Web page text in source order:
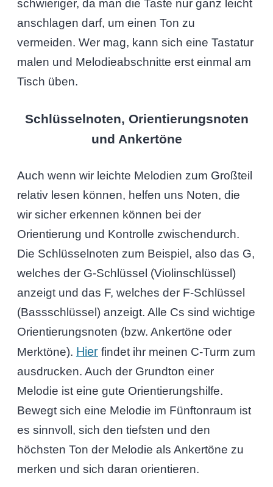
schwieriger, da man die Taste nur ganz leicht
anschlagen darf, um einen Ton zu
vermeiden. Wer mag, kann sich eine Tastatur
malen und Melodieabschnitte erst einmal am
Tisch üben.
Schlüsselnoten, Orientierungsnoten
und Ankertöne
Auch wenn wir leichte Melodien zum Großteil
relativ lesen können, helfen uns Noten, die
wir sicher erkennen können bei der
Orientierung und Kontrolle zwischendurch.
Die Schlüsselnoten zum Beispiel, also das G,
welches der G-Schlüssel (Violinschlüssel)
anzeigt und das F, welches der F-Schlüssel
(Bassschlüssel) anzeigt. Alle Cs sind wichtige
Orientierungsnoten (bzw. Ankertöne oder
Merktöne). Hierfindet ihr meinen C-Turm zum
ausdrucken. Auch der Grundton einer
Melodie ist eine gute Orientierungshilfe.
Bewegt sich eine Melodie im Fünftonraum ist
es sinnvoll, sich den tiefsten und den
höchsten Ton der Melodie als Ankertöne zu
merken und sich daran orientieren.